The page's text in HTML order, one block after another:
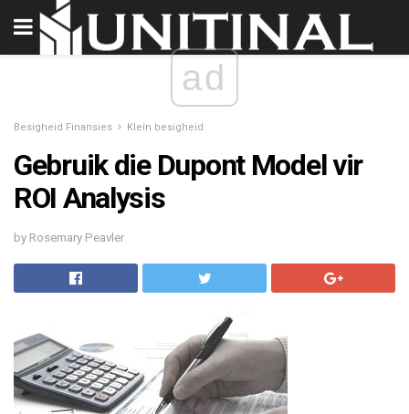
ad
Besigheid Finansies Klein besigheid
Gebruik die Dupont Model vir
ROI Analysis
by Rosemary Peavler